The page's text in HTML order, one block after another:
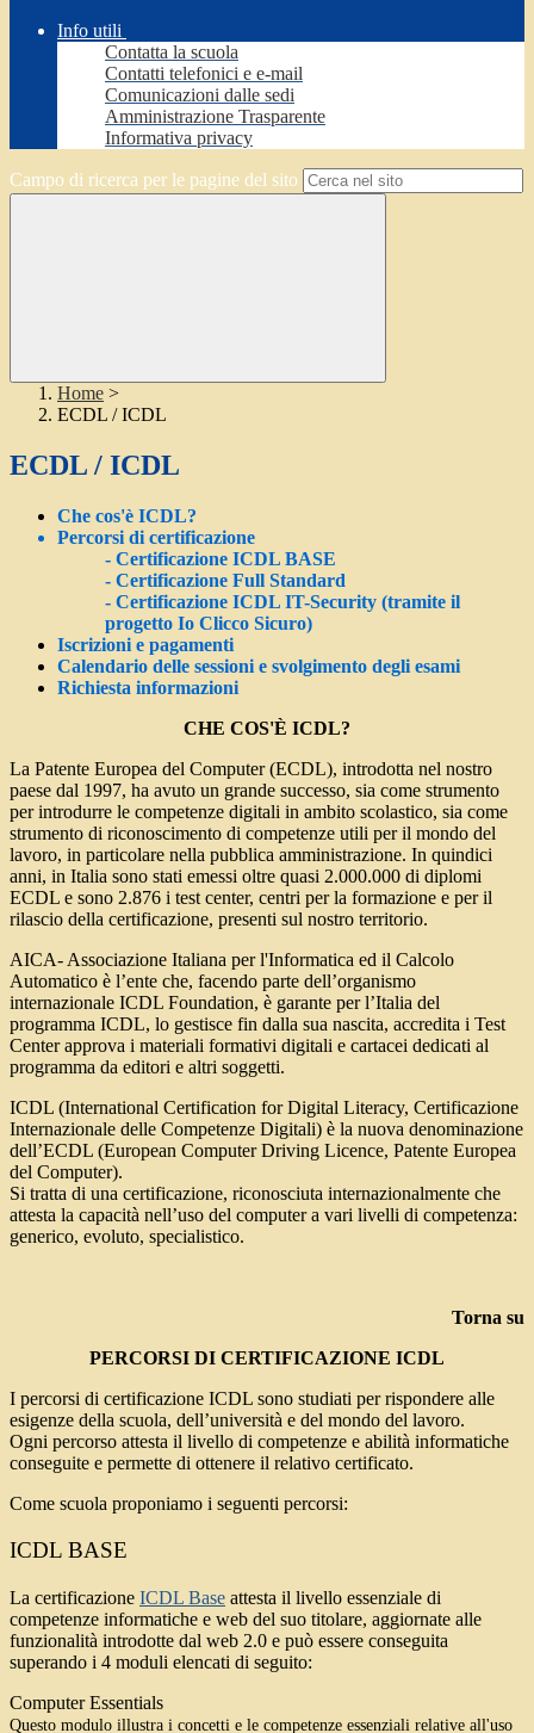
Info utili
Contatta la scuola
Contatti telefonici e e-mail
Comunicazioni dalle sedi
Amministrazione Trasparente
Informativa privacy
Campo di ricerca per le pagine del sito
Home >
ECDL / ICDL
ECDL / ICDL
Che cos'è ICDL?
Percorsi di certificazione
- Certificazione ICDL BASE
- Certificazione Full Standard
- Certificazione ICDL IT-Security (tramite il
progetto Io Clicco Sicuro)
Iscrizioni e pagamenti
Calendario delle sessioni e svolgimento degli esami
Richiesta informazioni
CHE COS'È ICDL?
La Patente Europea del Computer (ECDL), introdotta nel nostro
paese dal 1997, ha avuto un grande successo, sia come strumento
per introdurre le competenze digitali in ambito scolastico, sia come
strumento di riconoscimento di competenze utili per il mondo del
lavoro, in particolare nella pubblica amministrazione. In quindici
anni, in Italia sono stati emessi oltre quasi 2.000.000 di diplomi
ECDL e sono 2.876 i test center, centri per la formazione e per il
rilascio della certificazione, presenti sul nostro territorio.
AICA- Associazione Italiana per l'Informatica ed il Calcolo
Automatico è l’ente che, facendo parte dell’organismo
internazionale ICDL Foundation, è garante per l’Italia del
programma ICDL, lo gestisce fin dalla sua nascita, accredita i Test
Center approva i materiali formativi digitali e cartacei dedicati al
programma da editori e altri soggetti.
ICDL (International Certification for Digital Literacy, Certificazione
Internazionale delle Competenze Digitali) è la nuova denominazione
dell’ECDL (European Computer Driving Licence, Patente Europea
del Computer).
Si tratta di una certificazione, riconosciuta internazionalmente che
attesta la capacità nell’uso del computer a vari livelli di competenza:
generico, evoluto, specialistico.
Torna su
PERCORSI DI CERTIFICAZIONE ICDL
I percorsi di certificazione ICDL sono studiati per rispondere alle
esigenze della scuola, dell’università e del mondo del lavoro.
Ogni percorso attesta il livello di competenze e abilità informatiche
conseguite e permette di ottenere il relativo certificato.
Come scuola proponiamo i seguenti percorsi:
ICDL BASE
La certificazione ICDL Base attesta il livello essenziale di
competenze informatiche e web del suo titolare, aggiornate alle
funzionalità introdotte dal web 2.0 e può essere conseguita
superando i 4 moduli elencati di seguito:
Computer Essentials
Questo modulo illustra i concetti e le competenze essenziali relative all'uso